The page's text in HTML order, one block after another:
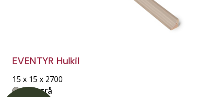
EVENTYR Hulkil
15 x 15 x 2700
Setergrå